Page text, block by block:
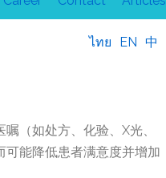
ไทย EN 中
（如处方、化验、X光、
能降低患者满意度并增加